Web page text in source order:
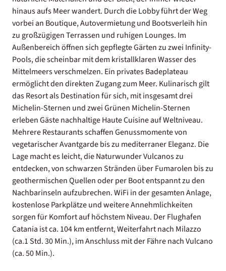
hinaus aufs Meer wandert. Durch die Lobby führt der Weg
vorbei an Boutique, Autovermietung und Bootsverleih hin
zu großzügigen Terrassen und ruhigen Lounges. Im
Außenbereich öffnen sich gepflegte Gärten zu zwei Infinity-
Pools, die scheinbar mit dem kristallklaren Wasser des
Mittelmeers verschmelzen. Ein privates Badeplateau
ermöglicht den direkten Zugang zum Meer. Kulinarisch gilt
das Resort als Destination für sich, mit insgesamt drei
Michelin-Sternen und zwei Grünen Michelin-Sternen
erleben Gäste nachhaltige Haute Cuisine auf Weltniveau.
Mehrere Restaurants schaffen Genussmomente von
vegetarischer Avantgarde bis zu mediterraner Eleganz. Die
Lage macht es leicht, die Naturwunder Vulcanos zu
entdecken, von schwarzen Stränden über Fumarolen bis zu
geothermischen Quellen oder per Boot entspannt zu den
Nachbarinseln aufzubrechen. WiFi in der gesamten Anlage,
kostenlose Parkplätze und weitere Annehmlichkeiten
sorgen für Komfort auf höchstem Niveau. Der Flughafen
Catania ist ca. 104 km entfernt, Weiterfahrt nach Milazzo
(ca.1 Std. 30 Min.), im Anschluss mit der Fähre nach Vulcano
(ca. 50 Min.).